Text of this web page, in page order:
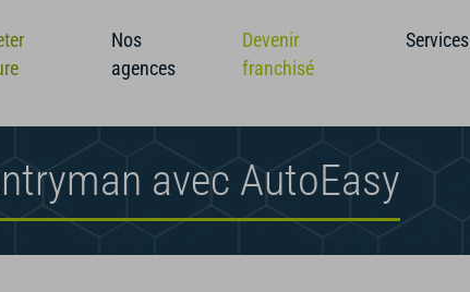
Nos
agences
Devenir
franchisé
Services
avec AutoEasy